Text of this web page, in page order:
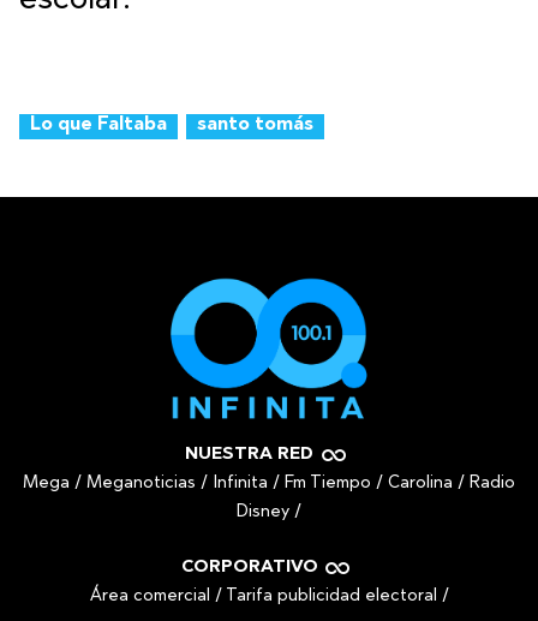
Lo que Faltaba santo tomás
NUESTRA RED
Mega / Meganoticias / Infinita / Fm Tiempo / Carolina / Radio
Disney /
CORPORATIVO
Área comercial / Tarifa publicidad electoral /